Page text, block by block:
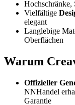
Hochschränke,
Vielfältige
elegant
Langlebige
Oberflächen
Warum
Offizieller
NNHandel
Garantie